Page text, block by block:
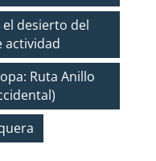
desierto del
actividad
Ruta Anillo